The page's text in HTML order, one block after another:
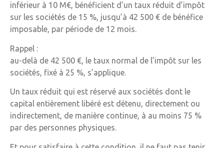
inférieur à 10 M€, bénéficient d’un taux réduit d’impôt
sur les sociétés de 15 %, jusqu’à 42 500 € de bénéfice
imposable, par période de 12 mois.
Rappel :
au-delà de 42 500 €, le taux normal de l’impôt sur les
sociétés, fixé à 25 %, s’applique.
Un taux réduit qui est réservé aux sociétés dont le
capital entièrement libéré est détenu, directement ou
indirectement, de manière continue, à au moins 75 %
par des personnes physiques.